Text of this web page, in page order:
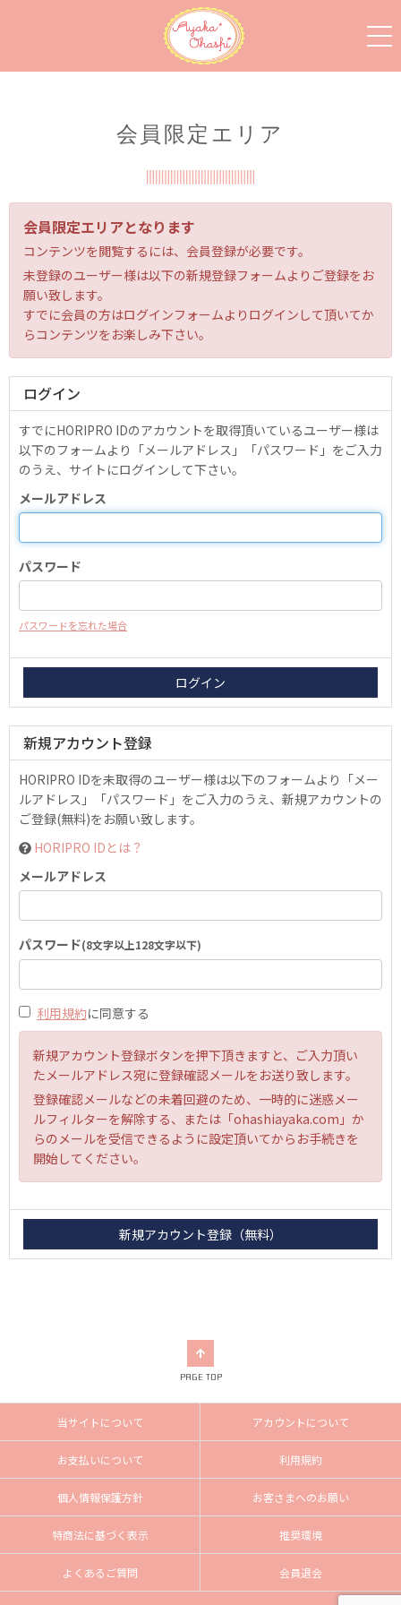
会員限定エリア
会員限定エリアとなります
コンテンツを閲覧するには、会員登録が必要です。
未登録のユーザー様は以下の新規登録フォームよりご登録をお
願い致します。
すでに会員の方はログインフォームよりログインして頂いてか
らコンテンツをお楽しみ下さい。
ログイン
すでにHORIPRO IDのアカウントを取得頂いているユーザー様は
以下のフォームより「メールアドレス」「パスワード」をご入力
のうえ、サイトにログインして下さい。
メールアドレス
パスワード
パスワードを忘れた場合
新規アカウント登録
HORIPRO IDを未取得のユーザー様は以下のフォームより「メー
ルアドレス」「パスワード」をご入力のうえ、新規アカウントの
ご登録(無料)をお願い致します。
HORIPRO IDとは？
メールアドレス
パスワード(8文字以上128文字以下)
利用規約に同意する
新規アカウント登録ボタンを押下頂きますと、ご入力頂い
たメールアドレス宛に登録確認メールをお送り致します。
登録確認メールなどの未着回避のため、一時的に迷惑メー
ルフィルターを解除する、または「ohashiayaka.com」か
らのメールを受信できるように設定頂いてからお手続きを
開始してください。
PAGE TOP
当サイトについて アカウントについて
お支払いについて 利用規約
個人情報保護方針 お客さまへのお願い
特商法に基づく表示 推奨環境
よくあるご質問 会員退会